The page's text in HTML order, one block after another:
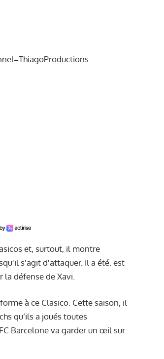
et, surtout, il montre
s'agit d'attaquer. Il a été, est
défense de Xavi.
à ce Clasico. Cette saison, il
qu’ils a joués toutes
Barcelone va garder un œil sur